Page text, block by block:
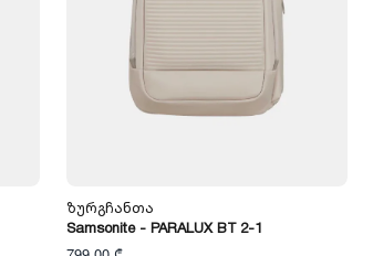
Ზურგჩანთა
Samsonite - PARALUX BT 2-1